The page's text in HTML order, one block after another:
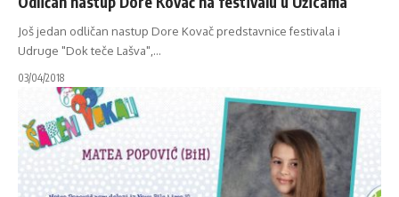
Još jedan odličan nastup Dore Kovač predstavnice festivala i
Udruge "Dok teče Lašva", …
03/04/2018